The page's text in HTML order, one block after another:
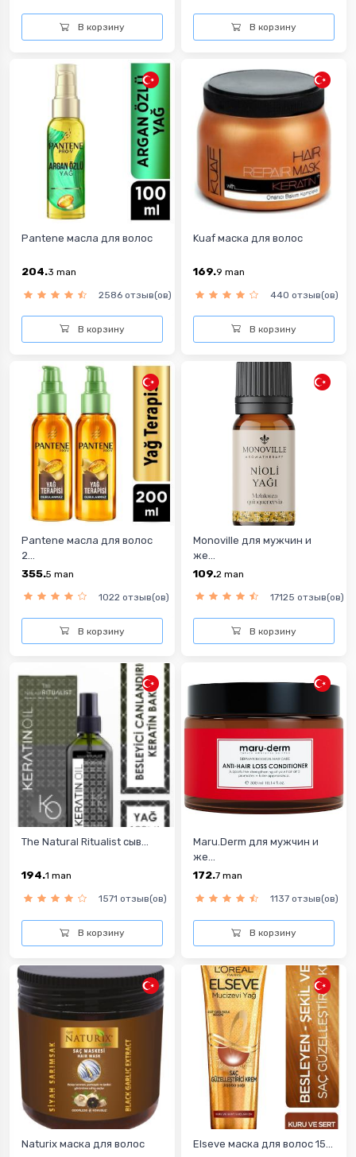
В корзину В корзину
Pantene масла для волос
204.3 man
2586 отзыв(ов)
В корзину
Kuaf маска для волос
169.9 man
440 отзыв(ов)
В корзину
Pantene масла для волос
2...
355.5 man
1022 отзыв(ов)
В корзину
Monoville для мужчин и
же...
109.2 man
17125 отзыв(ов)
В корзину
The Natural Ritualist сыв...
194.1 man
1571 отзыв(ов)
В корзину
Maru.Derm для мужчин и
же...
172.7 man
1137 отзыв(ов)
В корзину
Naturix маска для волос Elseve маска для волос 15...